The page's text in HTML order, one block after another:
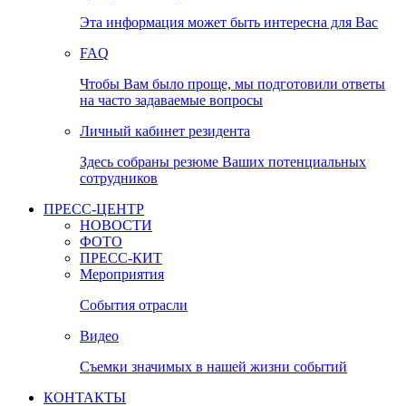
Эта информация может быть интересна для Вас
FAQ
Чтобы Вам было проще, мы подготовили ответы
на часто задаваемые вопросы
Личный кабинет резидента
Здесь собраны резюме Ваших потенциальных
сотрудников
ПРЕСС-ЦЕНТР
НОВОСТИ
ФОТО
ПРЕСС-КИТ
Мероприятия
События отрасли
Видео
Съемки значимых в нашей жизни событий
КОНТАКТЫ